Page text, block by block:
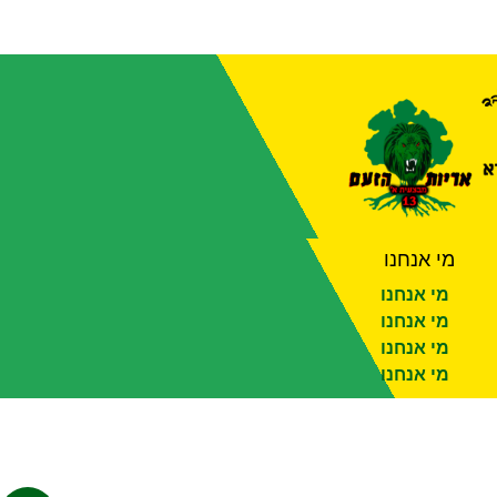
מי אנחנו
מי אנחנו
מי אנחנו
מי אנחנו
מי אנחנו